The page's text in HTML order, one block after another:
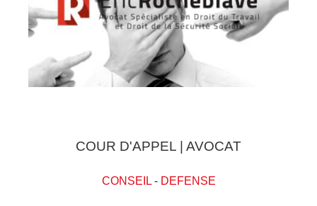
COUR D'APPEL | AVOCAT
CONSEIL- DEFENSE